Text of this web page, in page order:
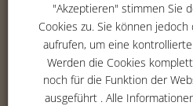
Erich-
42369
Tel. :
02 02 -
Fax : 02 02 -
Email :
"Akzeptieren" stimmen Sie
Cookies zu. Sie können
aufrufen, um eine
Werden die Cookies
noch für die Funktion der
ausgeführt . Alle